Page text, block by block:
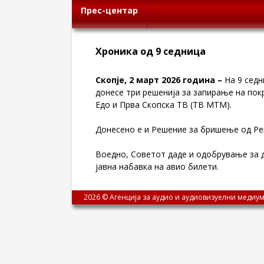
Прес-центар
Хроника од 9 седница
Скопје, 2 март 2026 година – На 9
донесе три решенија за запирање на
Едо и Прва Скопска ТВ (ТВ МТМ).
Донесено е и Решение за бришење од
Воедно, Советот даде и одобрување за
јавна набавка на авио билети.
2026 © Агенција за аудио и аудиовизуелни